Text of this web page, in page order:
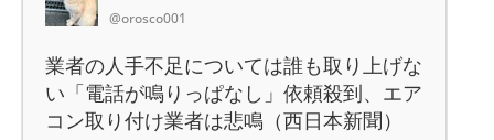
@orosco001
業者の人手不足については誰も取り上げな
い「電話が鳴りっぱなし」依頼殺到、エア
コン取り付け業者は悲鳴（西日本新聞）